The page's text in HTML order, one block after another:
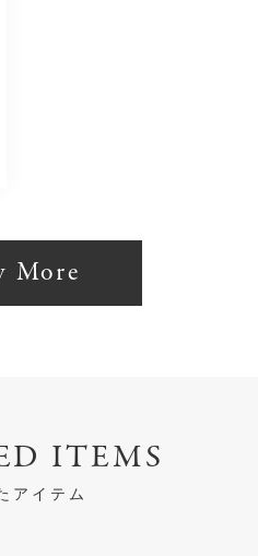
More
ITEMS
アイテム